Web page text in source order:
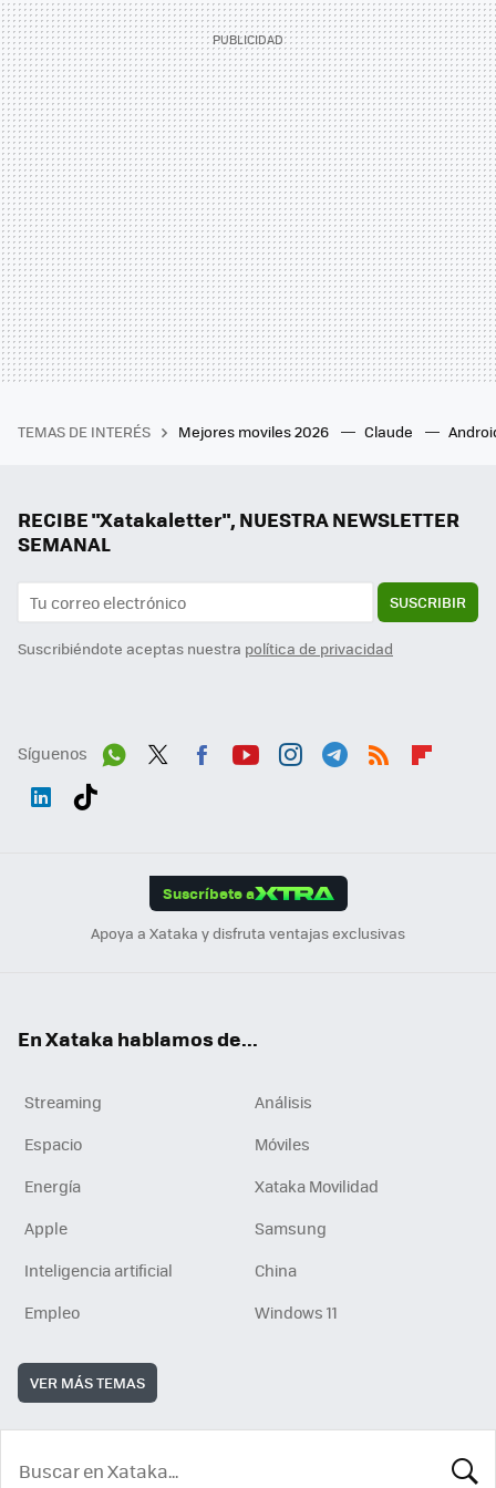
TEMAS DE INTERÉS Mejores moviles 2026 Claude
RECIBE "Xatakaletter", NUESTRA NEWSLETTER
SEMANAL
SUSCRIBIR
Suscribiéndote aceptas nuestra política de privacidad
Síguenos
Suscríbete a
Apoya a Xataka y disfruta ventajas exclusivas
En Xataka hablamos de...
Streaming
Análisis
Espacio
Móviles
Energía
Xataka Movilidad
Apple
Samsung
Inteligencia artificial
China
Empleo
Windows 11
VER MÁS TEMAS